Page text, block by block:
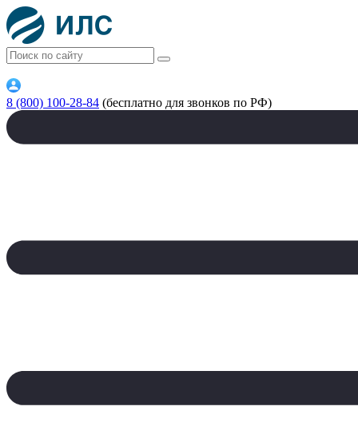
8 (800) 100-28-84 (бесплатно для звонков по РФ)